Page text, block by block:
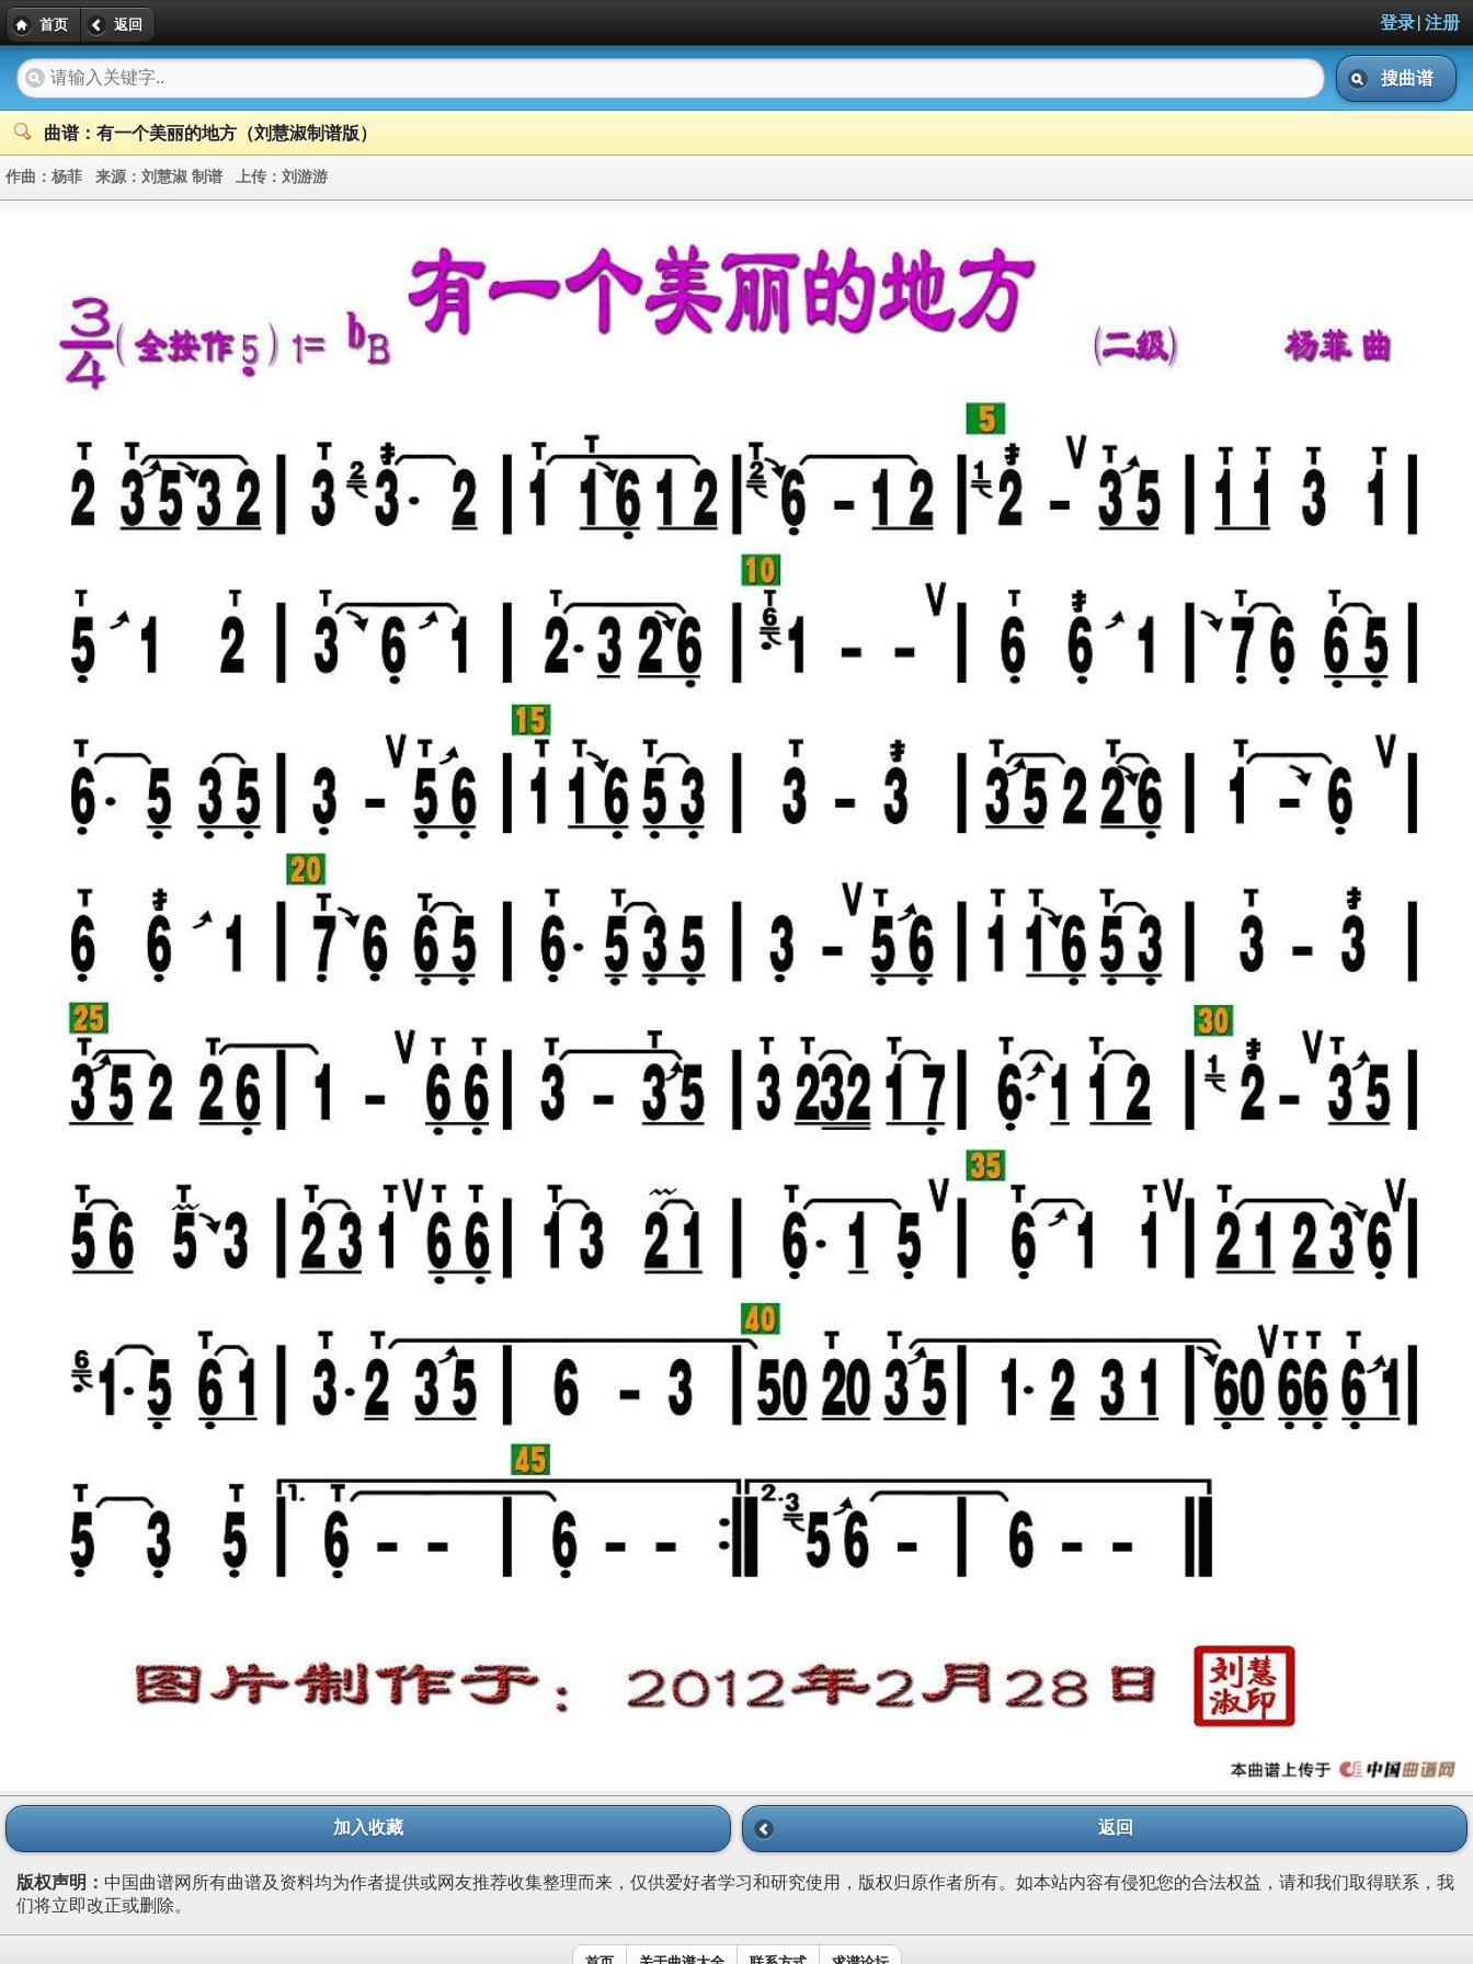
首页 返回 登录| 注册
搜曲谱
曲谱：有一个美丽的地方（刘慧淑制谱版）
作曲： 杨菲 来源： 刘慧淑 制谱 上传： 刘游游
加入收藏 返回
版权声明： 中国曲谱网所有曲谱及资料均为作者提供或网友推荐收集整理而来，仅供爱好者学习和研究使用，版权归原作者所有。如本站内容有侵犯您的合法权益，请和我们取得联系，我
们将立即改正或删除。